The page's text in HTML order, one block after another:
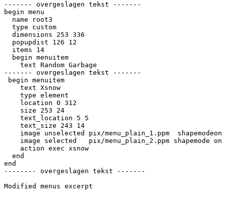
------- overgeslagen tekst -------
begin menu
name root3
type custom
dimensions 253 336
popupdist 126 12
items 14
begin menuitem
text Random Garbage
------- overgeslagen tekst -------
begin menuitem
text Xsnow
type element
location 0 312
size 253 24
text_location 5 5
text_size 243 14
image unselected pix/menu_plain_1.ppm  shapemodeon
image selected   pix/menu_plain_2.ppm shapemode on
action exec xsnow
end
end
-------- overgeslagen tekst -------
Modified menus excerpt